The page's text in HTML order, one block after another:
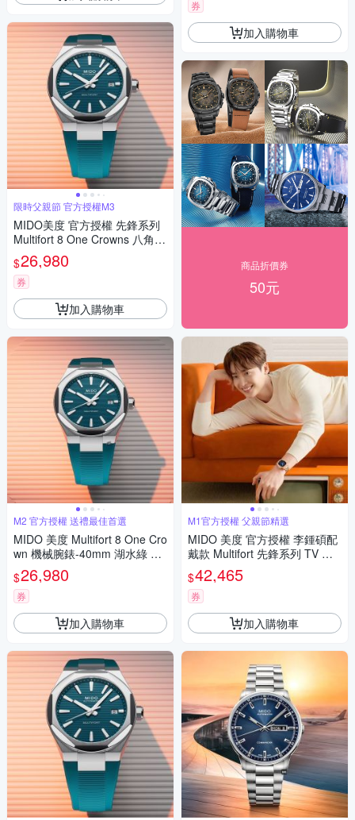
限時父親節 官方授權M3
MIDO美度 官方授權 先鋒系列
Multifort 8 One Crowns 八角錶
圈 機械腕錶 父親節 禮物 推薦
40mm/M0555071709100
$26,980
券
加入購物車
M2 官方授權 送禮最佳首選
MIDO 美度 Multifort 8 One Cro
wn 機械腕錶-40mm 湖水綠 M0
555071709100
$26,980
券
加入購物車
495263304100
券
加入購物車
商品折價券
50元
M1官方授權 父親節精選
MIDO 美度 官方授權 李鍾碩配
戴款 Multifort 先鋒系列 TV 大
日期窗機械錶 寵爸時刻 送禮推
薦-玫瑰金x藍 M049526330410
0
$42,465
券
加入購物車